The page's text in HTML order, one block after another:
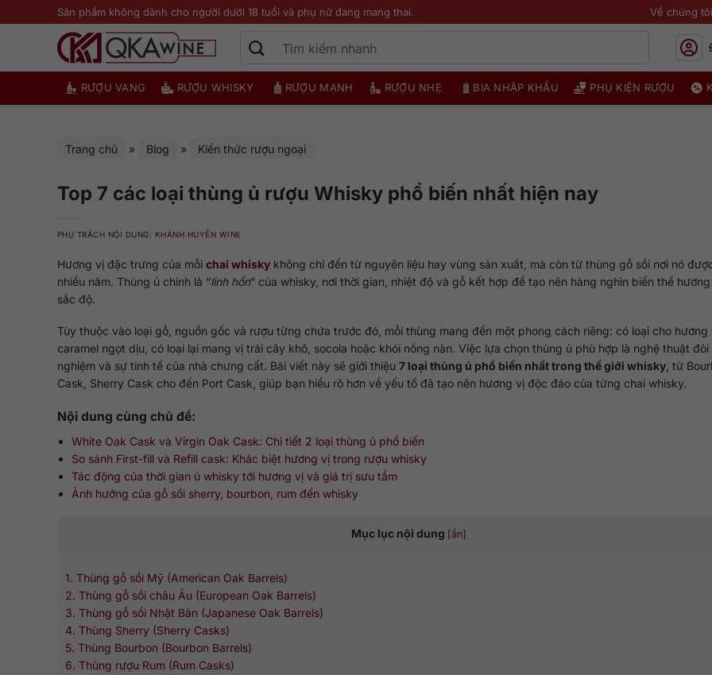
qua
Sản phẩm không dành cho người dưới 18 tuổi và phụ nữ đang mang thai. Về chúng tôi
RƯỢU VANG RƯỢU WHISKY RƯỢU MẠNH RƯỢU NHẸ BIA NHẬP KHẨU PHỤ KIỆN RƯỢU
Trang chủ » Blog » Kiến thức rượu ngoại
Top 7 các loại thùng ủ rượu Whisky phổ biến nhất hiện nay
PHỤ TRÁCH NỘI DUNG: KHÁNH HUYỀN WINE
Hương vị đặc trưng của mỗi chai whisky không chỉ đến từ nguyên liệu hay vùng sản xuất, mà còn từ thùng gỗ sồi nơi nó
nhiều năm. Thùng ủ chính là “linh hồn” của whisky, nơi thời gian, nhiệt độ và gỗ kết hợp để tạo nên hàng nghìn biến thể
sắc độ.
Tùy thuộc vào loại gỗ, nguồn gốc và rượu từng chứa trước đó, mỗi thùng mang đến một phong cách riêng: có loại cho hương
caramel ngọt dịu, có loại lại mang vị trái cây khô, socola hoặc khói nồng nàn. Việc lựa chọn thùng ủ phù hợp là nghệ thuật đòi
nghiệm và sự tinh tế của nhà chưng cất. Bài viết này sẽ giới thiệu 7 loại thùng ủ phổ biến nhất trong thế giới whisky , từ
Cask, Sherry Cask cho đến Port Cask, giúp bạn hiểu rõ hơn về yếu tố đã tạo nên hương vị độc đáo của từng chai whisky.
Nội dung cùng chủ đề:
White Oak Cask và Virgin Oak Cask: Chi tiết 2 loại thùng ủ phổ biến
So sánh First-fill và Refill cask: Khác biệt hương vị trong rượu whisky
Tác động của thời gian ủ whisky tới hương vị và giá trị sưu tầm
Ảnh hưởng của gỗ sồi sherry, bourbon, rum đến whisky
Mục lục nội dung [ẩn]
1. Thùng gỗ sồi Mỹ (American Oak Barrels)
2. Thùng gỗ sồi châu Âu (European Oak Barrels)
3. Thùng gỗ sồi Nhật Bản (Japanese Oak Barrels)
4. Thùng Sherry (Sherry Casks)
5. Thùng Bourbon (Bourbon Barrels)
6. Thùng rượu Rum (Rum Casks)